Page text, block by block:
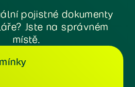
pojistné dokumenty
Jste na správném
místě.